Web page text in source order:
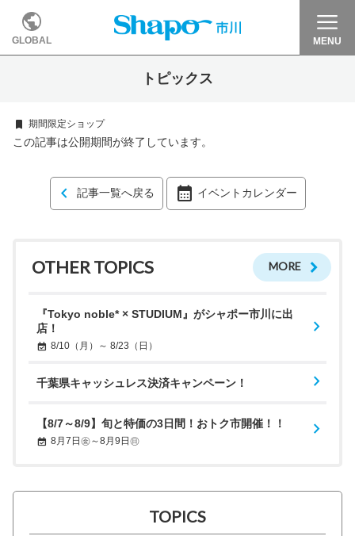
GLOBAL MENU
トピックス
期間限定ショップ
この記事は公開期間が終了しています。
記事一覧へ戻る イベントカレンダー
OTHER TOPICS MORE
『Tokyo noble* × STUDIUM』がシャポー市川に出
店！
8/10（月）～ 8/23（日）
千葉県キャッシュレス決済キャンペーン！
【8/7～8/9】旬と特価の3日間！おトク市開催！！
8月7日㊎～8月9日㊐
TOPICS